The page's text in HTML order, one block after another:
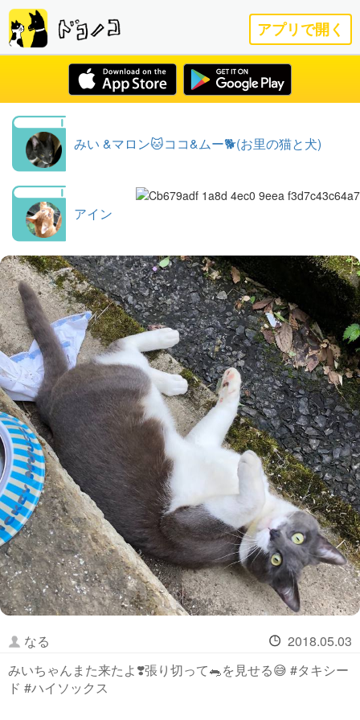
アプリで開く
みい &マロン🐱ココ&ムー🐕(お里の猫と犬)
アイン
なる
2018.05.03
みいちゃんまた来たよ❣️張り切って🐀を見せる😅 #タキシー
ド #ハイソックス